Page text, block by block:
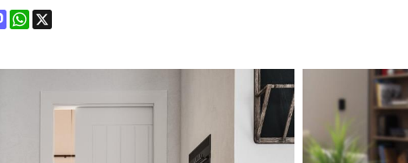
MastodonWhatsApp